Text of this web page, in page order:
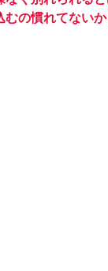
むの慣れてない